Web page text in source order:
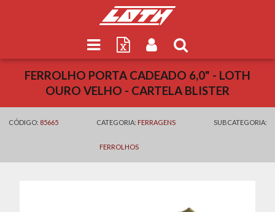
FERROLHO PORTA CADEADO 6,0" - LOTH
OURO VELHO - CARTELA BLISTER
CÓDIGO: 85665 CATEGORIA: FERRAGENS SUBCATEGORIA:
FERROLHOS